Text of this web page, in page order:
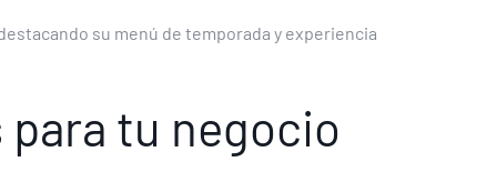
su menú de temporada y experiencia
tu negocio